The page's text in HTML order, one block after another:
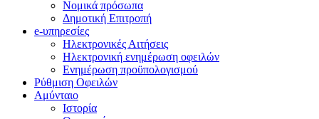
Νομικά πρόσωπα
Δημοτική Επιτροπή
e-υπηρεσίες
Ηλεκτρονικές Αιτήσεις
Ηλεκτρονική ενημέρωση οφειλών
Ενημέρωση προϋπολογισμού
Ρύθμιση Οφειλών
Αμύνταιο
Ιστορία